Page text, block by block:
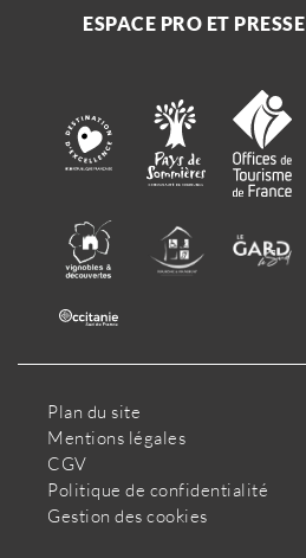
ESPACE PRO ET PRESSE
Plan du site
Mentions légales
CGV
Politique de confidentialité
Gestion des cookies